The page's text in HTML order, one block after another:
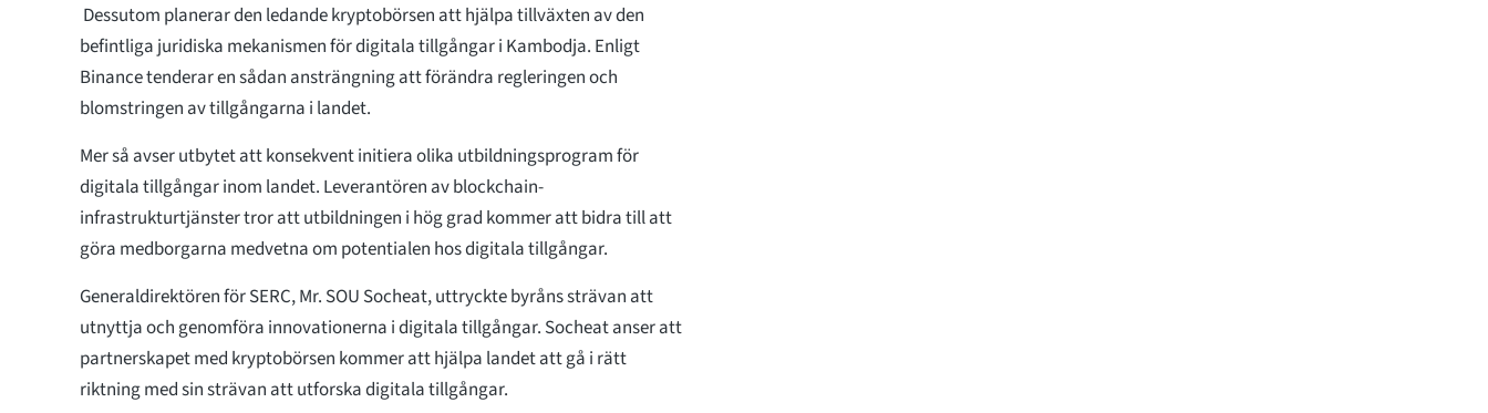
Dessutom planerar den ledande kryptobörsen att hjälpa tillväxten av den
befintliga juridiska mekanismen för digitala tillgångar i Kambodja. Enligt
Binance tenderar en sådan ansträngning att förändra regleringen och
blomstringen av tillgångarna i landet.
Mer så avser utbytet att konsekvent initiera olika utbildningsprogram för
digitala tillgångar inom landet. Leverantören av blockchain-
infrastrukturtjänster tror att utbildningen i hög grad kommer att bidra till att
göra medborgarna medvetna om potentialen hos digitala tillgångar.
Generaldirektören för SERC, Mr. SOU Socheat, uttryckte byråns strävan att
utnyttja och genomföra innovationerna i digitala tillgångar. Socheat anser att
partnerskapet med kryptobörsen kommer att hjälpa landet att gå i rätt
riktning med sin strävan att utforska digitala tillgångar.